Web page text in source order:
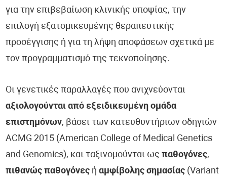
για την επιβεβαίωση κλινικής υποψίας, την
επιλογή εξατομικευμένης θεραπευτικής
προσέγγισης ή για τη λήψη αποφάσεων σχετικά με
τον προγραμματισμό της τεκνοποίησης.
Οι γενετικές παραλλαγές που ανιχνεύονται
αξιολογούνται από εξειδικευμένη ομάδα
επιστημόνων, βάσει των κατευθυντήριων οδηγιών
ACMG 2015 (American College of Medical Genetics
and Genomics), και ταξινομούνται ωςπαθογόνες,
πιθανώς παθογόνες ήαμφίβολης σημασίας (Variant